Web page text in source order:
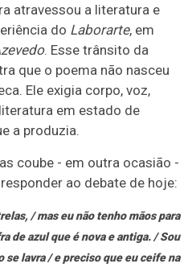
atravessou a literatura e
do Laborarte, em
. Esse trânsito da
que o poema não nasceu
Ele exigia corpo, voz,
em estado de
a produzia.
coube - em outra ocasião -
ao debate de hoje:
/ mas eu não tenho mãos para
de azul que é nova e antiga. / Sou
se lavra / e preciso que eu ceife na